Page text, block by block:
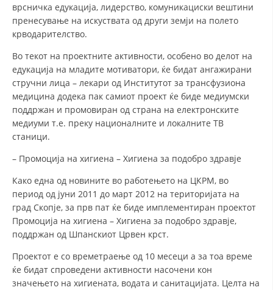
СПАСИТЕЛНА СТАНИЦА ВОДНО
ПРОЕКТИ – ПОДГОТВЕНОСТ И ДЕЈСТВУВАЊЕ ПРИ КАТАСТРОФИ
МЕЃУНАРОДНА СОРАБОТКА
ДОГОВОРИ
ЗНАЧЕЊЕ НА СЛУЖБАТА ЗА БАРАЊЕ
ЗДРАВСТВЕНО ПРЕВЕНТИВНА ДЕЈНОСТ
врсничка едукација, лидерство, комуникациски вештини
пренесување на искуствата од други земји на полето
крводарителство.
Во текот на проектните активности, особено во делот на
едукација на младите мотиватори, ќе бидат ангажирани
стручни лица – лекари од Институтот за трансфузиона
медицина додека пак самиот проект ќе биде медиумски
поддржан и промовиран од страна на електронските
медиуми т.е. преку националните и локалните ТВ
станици.
– Промоција на хигиена – Хигиена за подобро здравје
Како една од новините во работењето на ЦКРМ, во
период од јуни 2011 до март 2012 на територијата на
град Скопје, за прв пат ќе биде имплементиран проектот
Промоција на хигиена – Хигиена за подобро здравје,
поддржан од Шпанскиот Црвен крст.
Проектот е со времетраење од 10 месеци а за тоа време
ќе бидат спроведени активности насочени кон
значењето на хигиената, водата и санитацијата. Целта на